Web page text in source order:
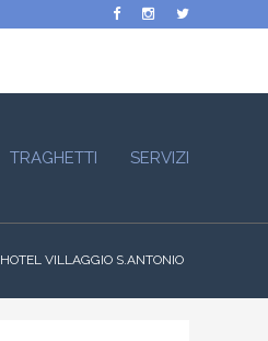
TRAGHETTI SERVIZI
HOTEL VILLAGGIO S.ANTONIO